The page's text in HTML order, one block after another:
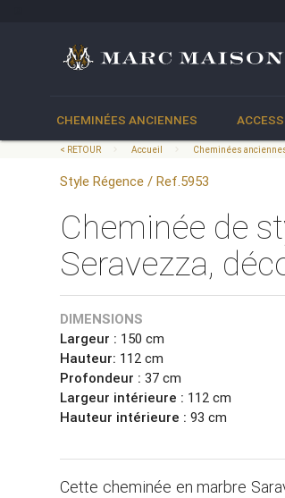
CHEMINÉES ANCIENNES
< RETOUR Accueil Cheminées
Style Régence / Ref.5953
Cheminée de
Seravezza,
DIMENSIONS
Largeur : 150 cm
Hauteur: 112 cm
Profondeur : 37 cm
Largeur intérieure : 112 cm
Hauteur intérieure :93 cm
Cette cheminée en marbre